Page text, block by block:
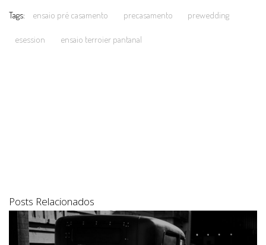
Tags: ensaio pré casamento precasamento prewedding
esession ensaio terroier pantanal
Posts Relacionados